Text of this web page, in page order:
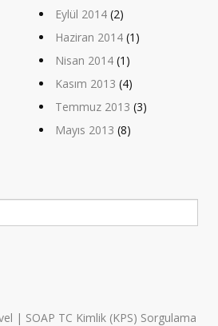
Eylül 2014 (2)
Haziran 2014 (1)
Nisan 2014 (1)
Kasım 2013 (4)
Temmuz 2013 (3)
Mayıs 2013 (8)
| SOAP TC Kimlik (KPS) Sorgulama